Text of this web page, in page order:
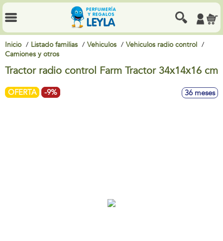
Inicio Listado familias Vehiculos
Vehiculos radio control
Camiones y otros
Tractor radio control Farm Tractor 34x14x16 cm
OFERTA -9% 36 meses